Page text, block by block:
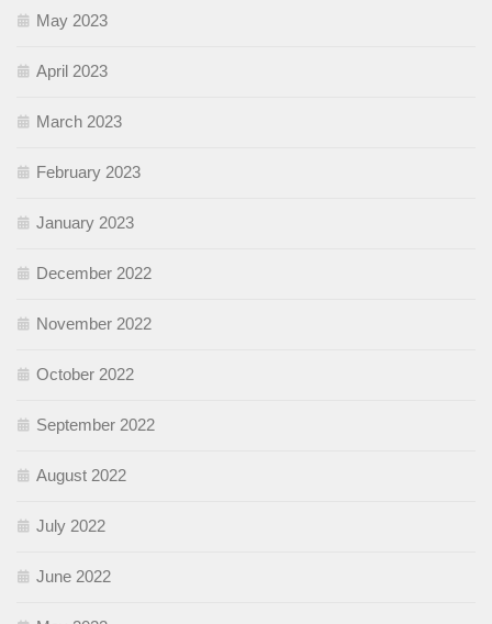
May 2023
April 2023
March 2023
February 2023
January 2023
December 2022
November 2022
October 2022
September 2022
August 2022
July 2022
June 2022